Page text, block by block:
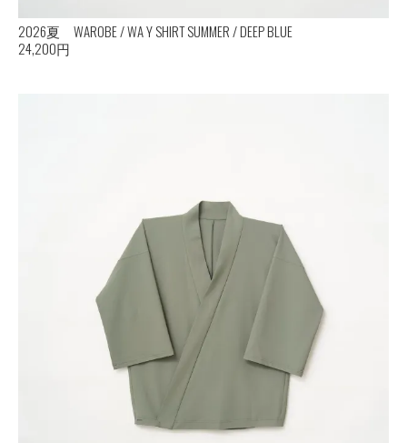
2026夏 WAROBE / WA Y SHIRT SUMMER / DEEP BLUE
24,200円